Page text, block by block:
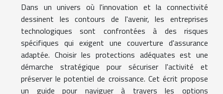
Dans un univers où l'innovation et la connectivité
dessinent les contours de l'avenir, les entreprises
technologiques sont confrontées à des risques
spécifiques qui exigent une couverture d'assurance
adaptée. Choisir les protections adéquates est une
démarche stratégique pour sécuriser l'activité et
préserver le potentiel de croissance. Cet écrit propose
un guide pour naviguer à travers les options